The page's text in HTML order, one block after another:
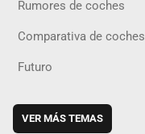
Rumores de coches
Comparativa de coches
Futuro
VER MÁS TEMAS